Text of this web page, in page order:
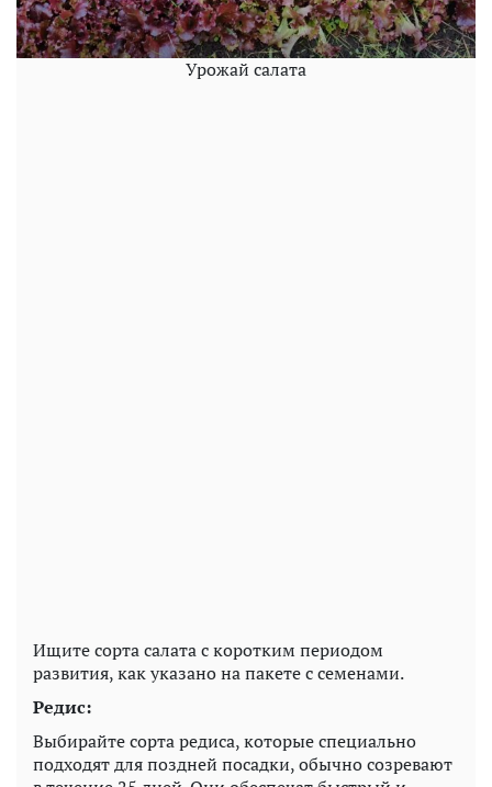
Урожай салата
Ищите сорта салата с коротким периодом
развития, как указано на пакете с семенами.
Редис:
Выбирайте сорта редиса, которые специально
подходят для поздней посадки, обычно созревают